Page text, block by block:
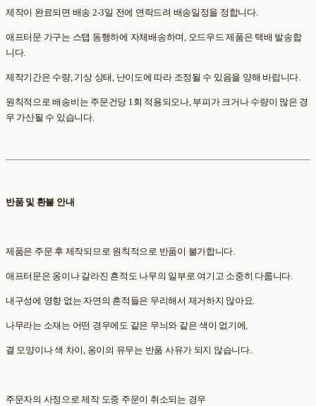
제작이 완료되면 배송 2-3일 전에 연락드려 배송일정을 정합니다.
애프터문 가구는 스탭 동행하에 자체배송하며, 오드우드 제품은 택배 발송합
니다.
제작기간은 수량, 기상 상태, 난이도에 따라 조정될 수 있음을 양해 바랍니다.
원칙적으로 배송비는 주문건당 1회 적용되오나, 부피가 크거나 수량이 많은 경
우 가산될 수 있습니다.
반품 및 환불 안내
제품은 주문 후 제작되므로 원칙적으로 반품이 불가합니다.
애프터문은 옹이나 갈라진 흔적도 나무의 일부로 여기고 소중히 다룹니다.
내구성에 영향 없는 자연의 흔적들은 무리해서 제거하지 않아요.
나무라는 소재는 어떤 경우에도 같은 무늬와 같은 색이 없기에,
결 모양이나 색 차이, 옹이의 유무는 반품 사유가 되지 않습니다.
주문자의 사정으로 제작 도중 주문이 취소되는 경우